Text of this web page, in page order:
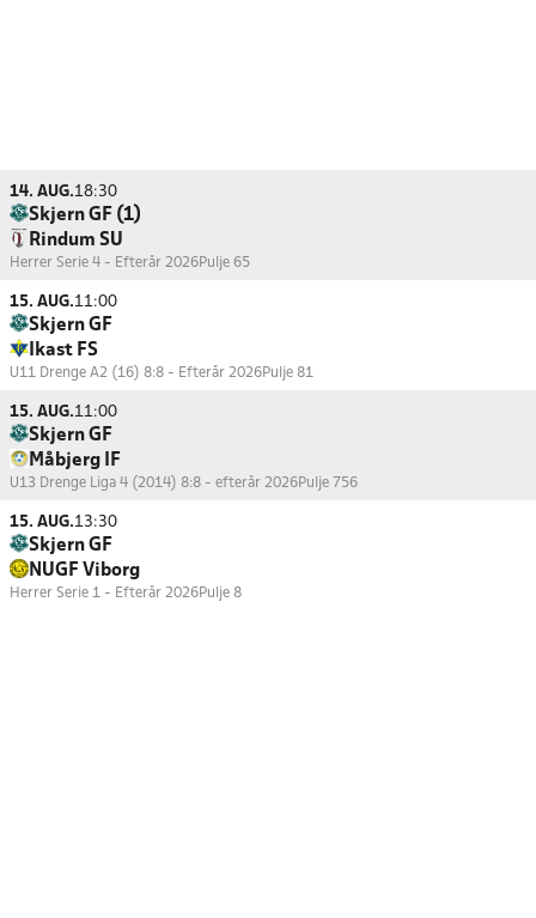
14. AUG.18:30
Skjern GF (1)
Rindum SU
Herrer Serie 4 - Efterår 2026Pulje 65
15. AUG.11:00
Skjern GF
Ikast FS
U11 Drenge A2 (16) 8:8 - Efterår 2026Pulje 81
15. AUG.11:00
Skjern GF
Måbjerg IF
U13 Drenge Liga 4 (2014) 8:8 - efterår 2026Pulje 756
15. AUG.13:30
Skjern GF
NUGF Viborg
Herrer Serie 1 - Efterår 2026Pulje 8